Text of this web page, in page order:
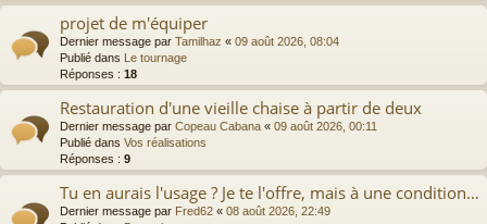
projet de m'équiper
Dernier message par Tamilhaz « 09 août 2026, 08:04
Publié dans Le tournage
Réponses : 18
Restauration d'une vieille chaise à partir de deux
Dernier message par Copeau Cabana « 09 août 2026, 00:11
Publié dans Vos réalisations
Réponses : 9
Tu en aurais l'usage ? Je te l'offre, mais à une condition…
Dernier message par Fred62 « 08 août 2026, 22:49